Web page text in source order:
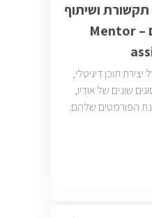
תקשורת ושיתוף
פעולה מקוונים – Mentor
תוכן דיגיטלי,
שונים של אודיו,
הפורמטים שלהם.